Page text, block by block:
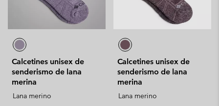
Calcetines unisex de
senderismo de lana
merina
Lana merino
Calcetines unisex de
senderismo de lana
merina
Lana merino